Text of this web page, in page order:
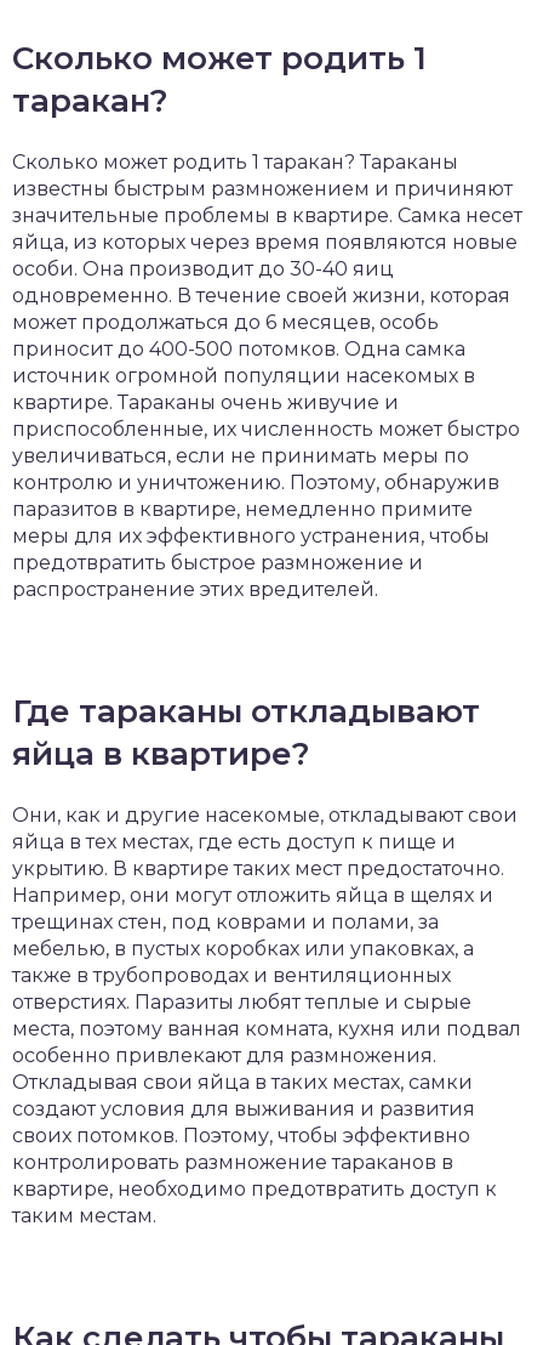
Сколько может родить 1
таракан?
Сколько может родить 1 таракан? Тараканы
известны быстрым размножением и причиняют
значительные проблемы в квартире. Самка несет
яйца, из которых через время появляются новые
особи. Она производит до 30-40 яиц
одновременно. В течение своей жизни, которая
может продолжаться до 6 месяцев, особь
приносит до 400-500 потомков. Одна самка
источник огромной популяции насекомых в
квартире. Тараканы очень живучие и
приспособленные, их численность может быстро
увеличиваться, если не принимать меры по
контролю и уничтожению. Поэтому, обнаружив
паразитов в квартире, немедленно примите
меры для их эффективного устранения, чтобы
предотвратить быстрое размножение и
распространение этих вредителей.
Где тараканы откладывают
яйца в квартире?
Они, как и другие насекомые, откладывают свои
яйца в тех местах, где есть доступ к пище и
укрытию. В квартире таких мест предостаточно.
Например, они могут отложить яйца в щелях и
трещинах стен, под коврами и полами, за
мебелью, в пустых коробках или упаковках, а
также в трубопроводах и вентиляционных
отверстиях. Паразиты любят теплые и сырые
места, поэтому ванная комната, кухня или подвал
особенно привлекают для размножения.
Откладывая свои яйца в таких местах, самки
создают условия для выживания и развития
своих потомков. Поэтому, чтобы эффективно
контролировать размножение тараканов в
квартире, необходимо предотвратить доступ к
таким местам.
Как сделать чтобы тараканы